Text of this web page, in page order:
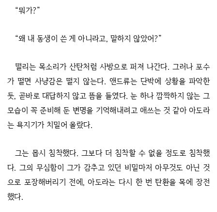
“뭐가?”
“왜 내 동생이 쓴 게 아니라고, 말하지 않았어?”
떨리는 목소리가 산탄처럼 사방으로 퍼져 나간다. 그러나 포수
가 떨면 사냥감은 떨지 않는다. 앤드류는 단박에 상황을 파악한
듯, 곧바로 대답하지 않고 뜸을 들였다. 눈 하나 깜짝하지 않는 그
모습이 꼭 준비해 둔 변명을 기억해내려고 애쓰는 것 같아 아도라
는 욕지기가 치밀어 올랐다.
그는 몹시 침착했다. 그보다 더 침착할 수 없을 정도로 침착했
다. 그의 무심함이 그가 감추고 있던 비밀마저 아무것도 아닌 것
으로 포장해버리기 전에, 아도라는 다시 한 번 탄환을 목에 장전
했다.